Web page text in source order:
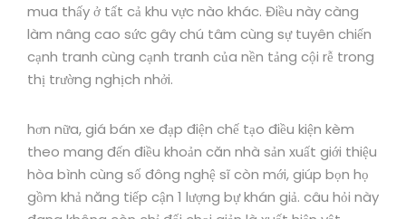
mua thấy ở tất cả khu vực nào khác. Điều này càng
làm nâng cao sức gây chú tâm cùng sự tuyên chiến
cạnh tranh cùng cạnh tranh của nền tảng cội rễ trong
thị trường nghịch nhởi.
hơn nữa, giá bán xe đạp điện chế tạo điều kiện kèm
theo mang đến điều khoản căn nhà sản xuất giới thiệu
hòa bình cùng số đông nghệ sĩ còn mới, giúp bọn họ
gồm khả năng tiếp cận 1 lượng bự khán giả. câu hỏi này